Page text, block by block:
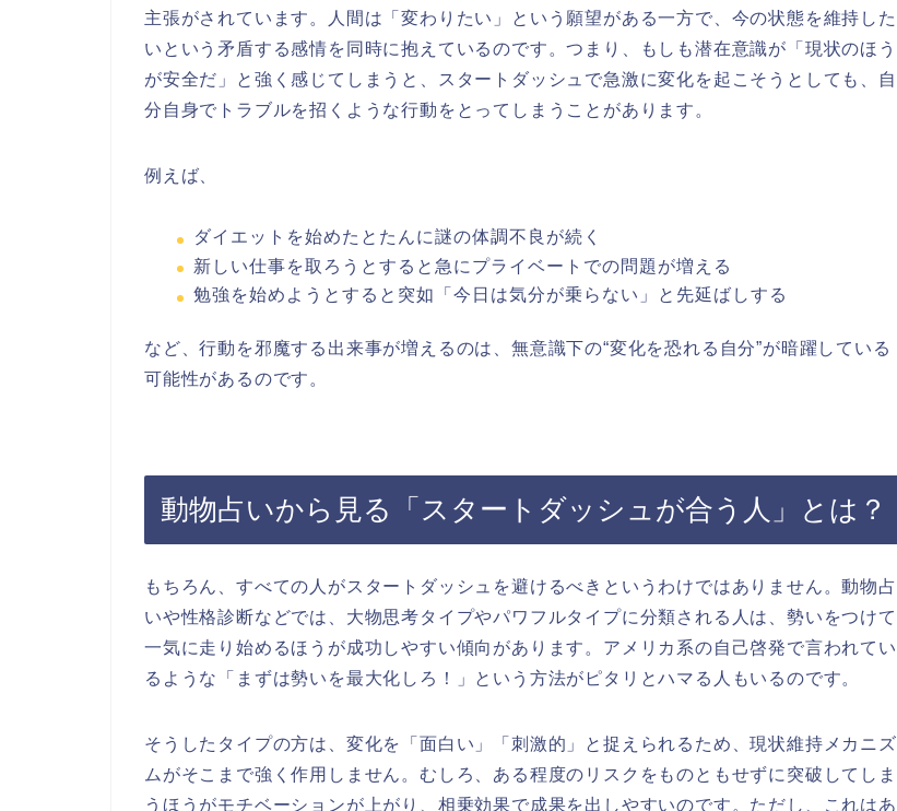
主張がされています。人間は「変わりたい」という願望がある一方で、今の状態を維持した
いという矛盾する感情を同時に抱えているのです。つまり、もしも潜在意識が「現状のほう
が安全だ」と強く感じてしまうと、スタートダッシュで急激に変化を起こそうとしても、自
分自身でトラブルを招くような行動をとってしまうことがあります。
例えば、
ダイエットを始めたとたんに謎の体調不良が続く
新しい仕事を取ろうとすると急にプライベートでの問題が増える
勉強を始めようとすると突如「今日は気分が乗らない」と先延ばしする
など、行動を邪魔する出来事が増えるのは、無意識下の“変化を恐れる自分”が暗躍している
可能性があるのです。
動物占いから見る「スタートダッシュが合う人」とは？
もちろん、すべての人がスタートダッシュを避けるべきというわけではありません。動物占
いや性格診断などでは、大物思考タイプやパワフルタイプに分類される人は、勢いをつけて
一気に走り始めるほうが成功しやすい傾向があります。アメリカ系の自己啓発で言われてい
るような「まずは勢いを最大化しろ！」という方法がピタリとハマる人もいるのです。
そうしたタイプの方は、変化を「面白い」「刺激的」と捉えられるため、現状維持メカニズ
ムがそこまで強く作用しません。むしろ、ある程度のリスクをものともせずに突破してしま
うほうがモチベーションが上がり、相乗効果で成果を出しやすいのです。ただし、これはあ